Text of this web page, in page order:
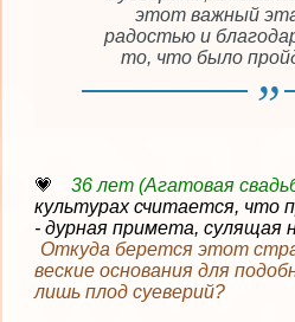
этот важный
радостью и
то, что было
36 лет (Агатовая
культурах считается, что
- дурная примета, сулящая
Откуда берется этот
веские основания для
лишь плод суеверий?